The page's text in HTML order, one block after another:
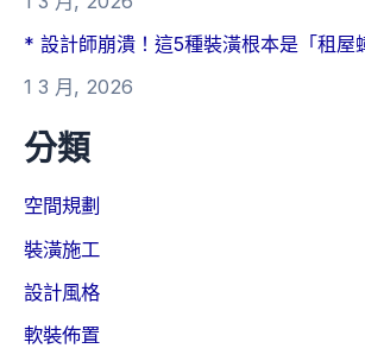
* 設計師崩潰！這5種裝潢根本是「租屋
1 3 月, 2026
分類
空間規劃
裝潢施工
設計風格
軟裝佈置